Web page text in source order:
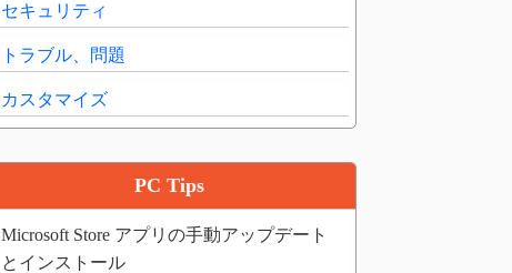
セキュリティ
トラブル、問題
カスタマイズ
PC Tips
Microsoft Store アプリの手動アップデート
とインストール